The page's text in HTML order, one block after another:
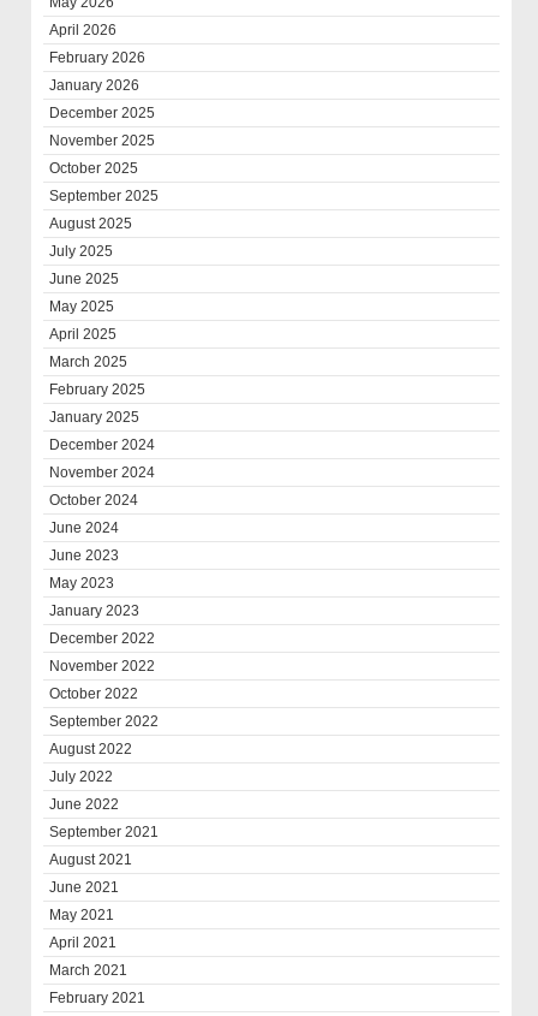
April 2026
February 2026
January 2026
December 2025
November 2025
October 2025
September 2025
August 2025
July 2025
June 2025
May 2025
April 2025
March 2025
February 2025
January 2025
December 2024
November 2024
October 2024
June 2024
June 2023
May 2023
January 2023
December 2022
November 2022
October 2022
September 2022
August 2022
July 2022
June 2022
September 2021
August 2021
June 2021
May 2021
April 2021
March 2021
February 2021